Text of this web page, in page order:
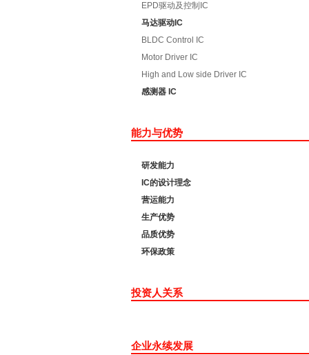
EPD驱动及控制IC
马达驱动IC
BLDC Control IC
Motor Driver IC
High and Low side Driver IC
感测器 IC
能力与优势
研发能力
IC的设计理念
营运能力
生产优势
品质优势
环保政策
投资人关系
企业永续发展